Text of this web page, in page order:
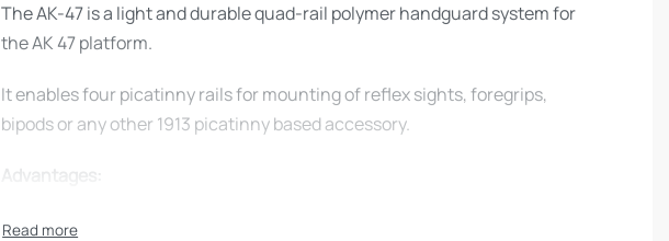
The AK-47 is a light and durable quad-rail polymer handguard system for
the AK 47 platform.
It enables four picatinny rails for mounting of reflex sights, foregrips,
bipods or any other 1913 picatinny based accessory.
Advantages:
Enables four 1913 MIL-STD picatinny rails